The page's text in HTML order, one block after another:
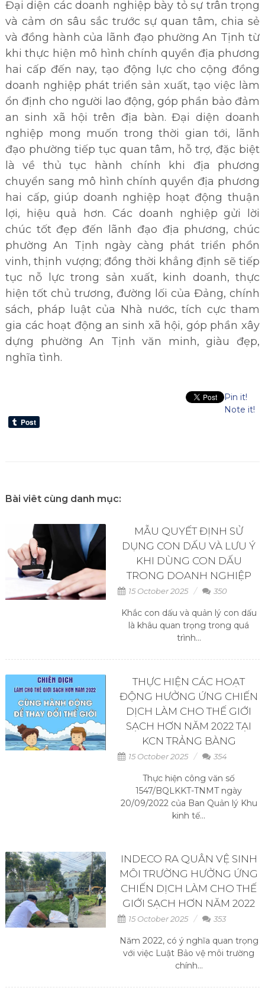
Đại diện các doanh nghiệp bày tỏ sự trân trọng
và cảm ơn sâu sắc trước sự quan tâm, chia sẻ
và đồng hành của lãnh đạo phường An Tịnh từ
khi thực hiện mô hình chính quyền địa phương
hai cấp đến nay, tạo động lực cho cộng đồng
doanh nghiệp phát triển sản xuất, tạo việc làm
ổn định cho người lao động, góp phần bảo đảm
an sinh xã hội trên địa bàn. Đại diện doanh
nghiệp mong muốn trong thời gian tới, lãnh
đạo phường tiếp tục quan tâm, hỗ trợ, đặc biệt
là về thủ tục hành chính khi địa phương
chuyển sang mô hình chính quyền địa phương
hai cấp, giúp doanh nghiệp hoạt động thuận
lợi, hiệu quả hơn. Các doanh nghiệp gửi lời
chúc tốt đẹp đến lãnh đạo địa phương, chúc
phường An Tịnh ngày càng phát triển phồn
vinh, thịnh vượng; đồng thời khẳng định sẽ tiếp
tục nỗ lực trong sản xuất, kinh doanh, thực
hiện tốt chủ trương, đường lối của Đảng, chính
sách, pháp luật của Nhà nước, tích cực tham
gia các hoạt động an sinh xã hội, góp phần xây
dựng phường An Tịnh văn minh, giàu đẹp,
nghĩa tình.
Pin it!
Note it!
Bài viêt cùng danh mục:
MẪU QUYẾT ĐỊNH SỬ
DỤNG CON DẤU VÀ LƯU Ý
KHI DÙNG CON DẤU
TRONG DOANH NGHIỆP
15 October 2025 350
Khắc con dấu và quản lý con dấu
là khâu quan trọng trong quá
trình...
THỰC HIỆN CÁC HOẠT
ĐỘNG HƯỞNG ỨNG CHIẾN
DỊCH LÀM CHO THẾ GIỚI
SẠCH HƠN NĂM 2022 TẠI
KCN TRẢNG BÀNG
15 October 2025 354
Thực hiện công văn số
1547/BQLKKT-TNMT ngày
20/09/2022 của Ban Quản lý Khu
kinh tế...
INDECO RA QUÂN VỆ SINH
MÔI TRƯỜNG HƯỞNG ỨNG
CHIẾN DỊCH LÀM CHO THẾ
GIỚI SẠCH HƠN NĂM 2022
15 October 2025 353
Năm 2022, có ý nghĩa quan trọng
với việc Luật Bảo vệ môi trường
chính...